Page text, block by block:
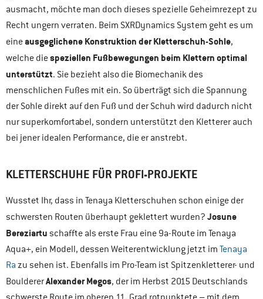
ausmacht, möchte man doch dieses spezielle Geheimrezept zu
Recht ungern verraten. Beim SXRDynamics System geht es um
eineausgeglichene Konstruktion der Kletterschuh-Sohle,
welche diespeziellen Fußbewegungen beim Klettern optimal
unterstützt. Sie bezieht also die Biomechanik des
menschlichen Fußes mit ein. So überträgt sich die Spannung
der Sohle direkt auf den Fuß und der Schuh wird dadurch nicht
nur superkomfortabel, sondern unterstützt den Kletterer auch
bei jener idealen Performance, die er anstrebt.
KLETTERSCHUHE FÜR PROFI-PROJEKTE
Wusstet Ihr, dass in Tenaya Kletterschuhen schon einige der
schwersten Routen überhaupt geklettert wurden? Josune
Bereziartu schaffte als erste Frau eine 9a-Route im Tenaya
Aqua+, ein Modell, dessen Weiterentwicklung jetzt im Tenaya
Ra zu sehen ist. Ebenfalls im Pro-Team ist Spitzenkletterer- und
BouldererAlexander Megos, der im Herbst 2015 Deutschlands